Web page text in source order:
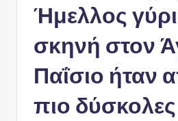
Ήμελλος
σκηνή στον
Παΐσιο ήταν
πιο δύσκολες